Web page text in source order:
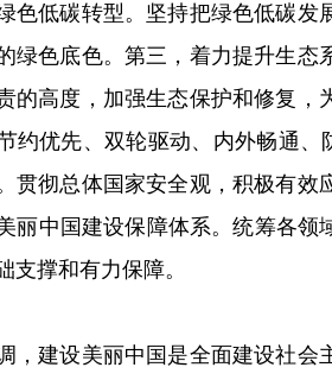
色低碳转型。坚持把绿色低碳
绿色底色。第三，着力提升生
的高度，加强生态保护和修复
约优先、双轮驱动、内外畅通
贯彻总体国家安全观，积极有效
丽中国建设保障体系。统筹各领
支撑和有力保障。
建设美丽中国是全面建设社会